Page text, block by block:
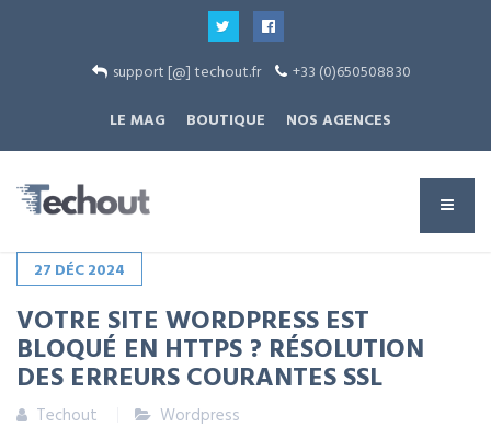
support [@] techout.fr
+33 (0)650508830
LE MAG
BOUTIQUE NOS AGENCES
27 DÉC2024
VOTRE SITE WORDPRESS EST
BLOQUÉ EN HTTPS ? RÉSOLUTION
DES ERREURS COURANTES SSL
Techout Wordpress